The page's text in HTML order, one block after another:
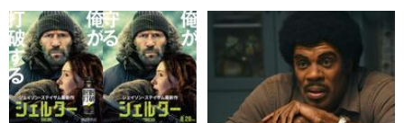
ト”が生み出した徹底ケアとは